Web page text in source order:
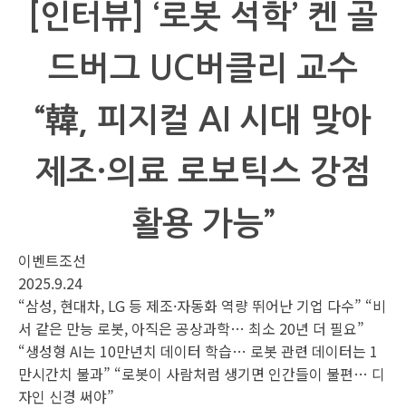
[인터뷰] ‘로봇 석학’ 켄 골
드버그 UC버클리 교수
“韓, 피지컬 AI 시대 맞아
제조·의료 로보틱스 강점
활용 가능”
이벤트조선
2025.9.24
“삼성, 현대차, LG 등 제조·자동화 역량 뛰어난 기업 다수” “비
서 같은 만능 로봇, 아직은 공상과학… 최소 20년 더 필요”
“생성형 AI는 10만년치 데이터 학습… 로봇 관련 데이터는 1
만시간치 불과” “로봇이 사람처럼 생기면 인간들이 불편… 디
자인 신경 써야”